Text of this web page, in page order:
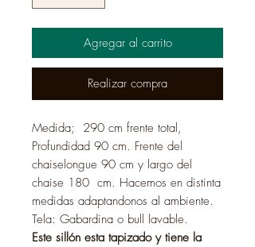
Agregar al carrito
Realizar compra
Medida; 290 cm frente total,
Profundidad 90 cm. Frente del
chaiselongue 90 cm y largo del
chaise 180 cm. Hacemos en distinta
medidas adaptandonos al ambiente.
Tela: Gabardina o bull lavable.
Este sillón esta tapizado y tiene la